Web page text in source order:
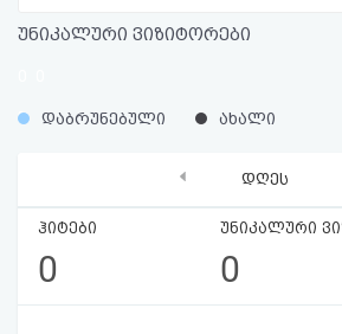
HTML
სალიცენზიო
შეთანხმება
უნიკალური ვიზიტორები
%
% დაბრუნებული ახალი
დღეს
ჰიტები
0
უნიკალური
0
‹